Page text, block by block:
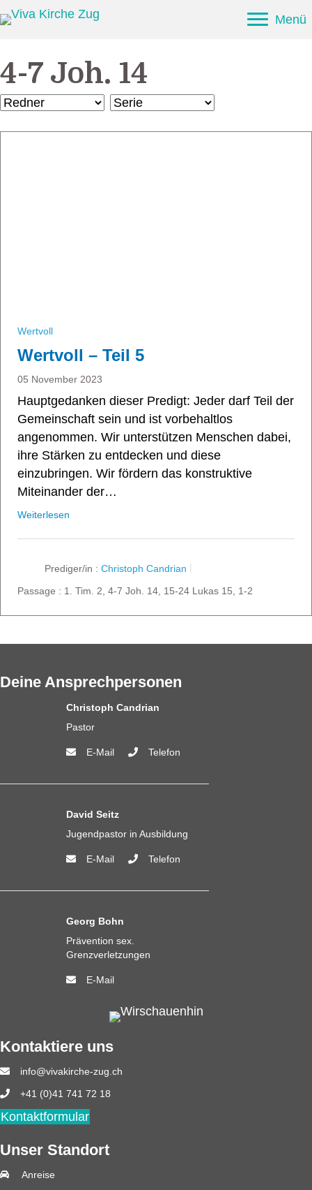
Menü
4-7 Joh. 14
Wertvoll
Wertvoll – Teil 5
05 November 2023
Hauptgedanken dieser Predigt: Jeder darf Teil der
Gemeinschaft sein und ist vorbehaltlos
angenommen. Wir unterstützen Menschen dabei,
ihre Stärken zu entdecken und diese
einzubringen. Wir fördern das konstruktive
Miteinander der…
Weiterlesen
Prediger/in : Christoph Candrian
Passage : 1. Tim. 2, 4-7 Joh. 14, 15-24 Lukas 15, 1-2
Deine Ansprechpersonen
Christoph Candrian
Pastor
E-Mail Telefon
David Seitz
Jugendpastor in Ausbildung
E-Mail Telefon
Georg Bohn
Prävention sex.
Grenzverletzungen
E-Mail
Kontaktiere uns
info@vivakirche-zug.ch
+41 (0)41 741 72 18
Kontaktformular
Unser Standort
Anreise